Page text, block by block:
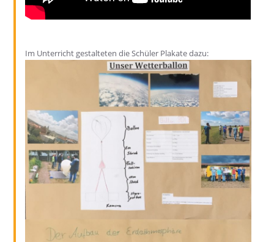
Im Unterricht gestalteten die Schüler Plakate dazu: